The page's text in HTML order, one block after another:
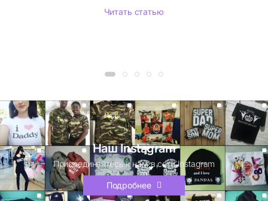
Читать статью
Наш Instagram
Присоединяйтесь к нам в сети Instagram
Подробнее